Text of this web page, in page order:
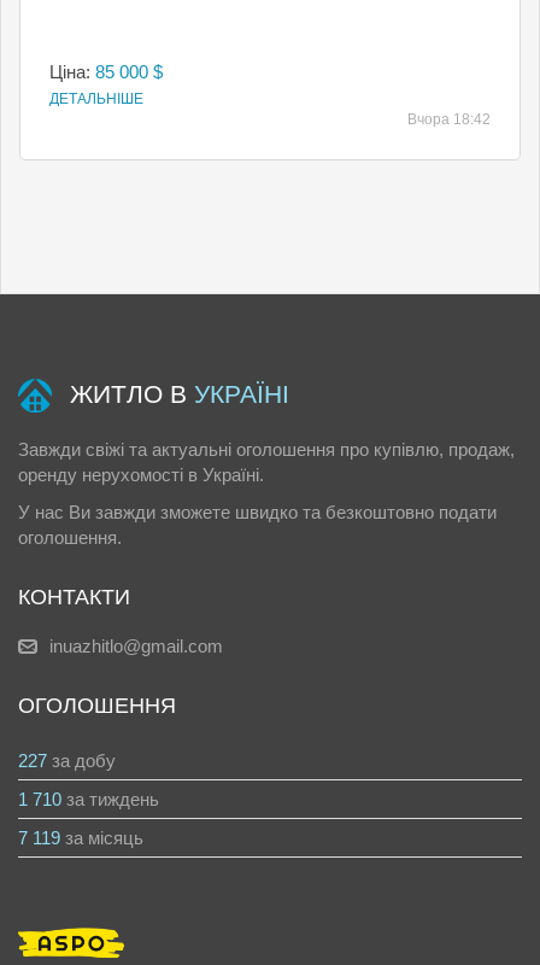
Ціна: 85 000 $
ДЕТАЛЬНІШЕ
Вчора 18:42
ЖИТЛО В УКРАЇНІ
Завжди свіжі та актуальні оголошення про купівлю, продаж,
оренду нерухомості в Україні.
У нас Ви завжди зможете швидко та безкоштовно подати
оголошення.
КОНТАКТИ
inuazhitlo@gmail.com
ОГОЛОШЕННЯ
227 за добу
1 710 за тиждень
7 119 за місяць